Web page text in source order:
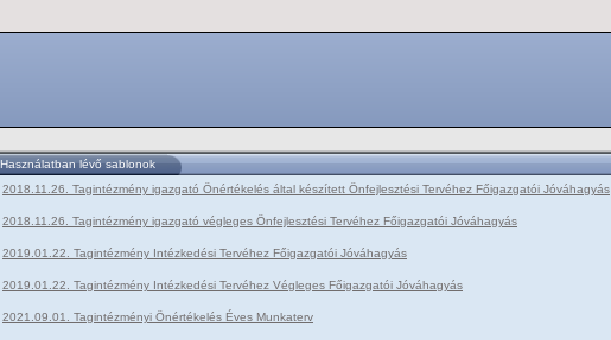
Használatban lévő sablonok
2018.11.26. Tagintézmény igazgató Önértékelés által készített Önfejlesztési Tervéhez Főigazgatói Jóváhagyás
2018.11.26. Tagintézmény igazgató végleges Önfejlesztési Tervéhez Főigazgatói Jóváhagyás
2019.01.22. Tagintézmény Intézkedési Tervéhez Főigazgatói Jóváhagyás
2019.01.22. Tagintézmény Intézkedési Tervéhez Végleges Főigazgatói Jóváhagyás
2021.09.01. Tagintézményi Önértékelés Éves Munkaterv